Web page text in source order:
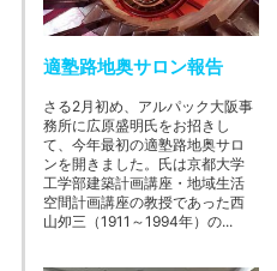
適塾路地奥サロン報告
さる2月初め、アルパック大阪事
務所に広原盛明氏をお招きし
て、今年最初の適塾路地奥サロ
ンを開きました。氏は京都大学
工学部建築計画講座・地域生活
空間計画講座の教授であった西
山夘三（1911～1994年）の...